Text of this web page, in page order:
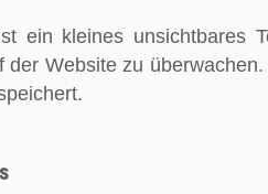
ein kleines unsichtbares
Website zu